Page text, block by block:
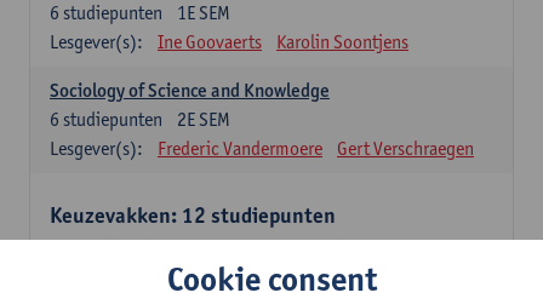
1E SEM
6 studiepunten
Lesgever(s):
Ine Goovaerts Karolin Soontjens
Sociology of Science and Knowledge
2E SEM
6 studiepunten
Lesgever(s):
Frederic Vandermoere Gert Verschraegen
Keuzevakken: 12 studiepunten
Keuzevakken cluster communicatiewetenschappen
Consumer PsychologyCookie consent